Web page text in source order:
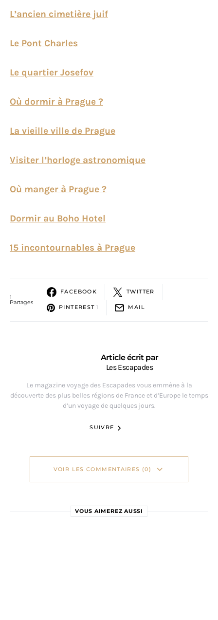
L’ancien cimetière juif
Le Pont Charles
Le quartier Josefov
Où dormir à Prague ?
La vieille ville de Prague
Visiter l’horloge astronomique
Où manger à Prague ?
Dormir au Boho Hotel
15 incontournables à Prague
1
Partages
FACEBOOK TWITTER
PINTEREST 1 MAIL
Article écrit par
Les Escapades
Le magazine voyage des Escapades vous emmène à la
découverte des plus belles régions de France et d’Europe le temps
d’un voyage de quelques jours.
SUIVRE
VOIR LES COMMENTAIRES (0)
VOUS AIMEREZ AUSSI